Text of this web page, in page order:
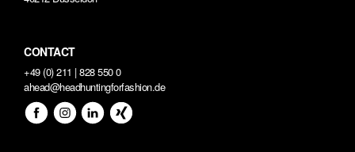
CONTACT
+49 (0) 211 | 828 550 0
ahead@headhuntingforfashion.de